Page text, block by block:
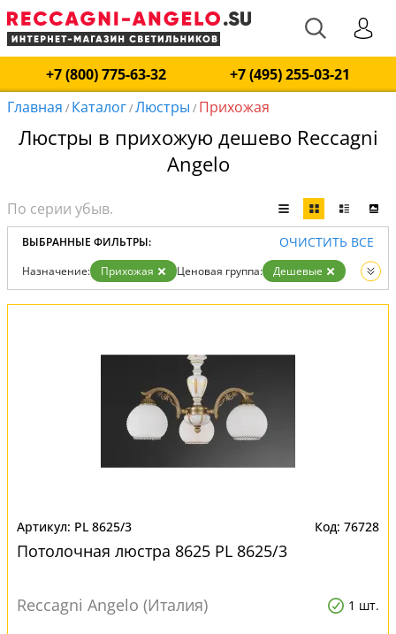
+7 (800) 775-63-32
+7 (495) 255-03-21
Главная / Каталог/Люстры / Прихожая
Люстры в прихожую дешево Reccagni
Angelo
ВЫБРАННЫЕ ФИЛЬТРЫ: ОЧИСТИТЬ ВСЕ
Назначение: Прихожая Ценовая группа:
Дешевые
Вид:
Люстры
PL 8625/3 76728
Потолочная люстра 8625 PL 8625/3
Reccagni Angelo (Италия) 1 шт.